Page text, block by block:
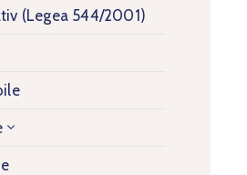
(Legea 544/2001)